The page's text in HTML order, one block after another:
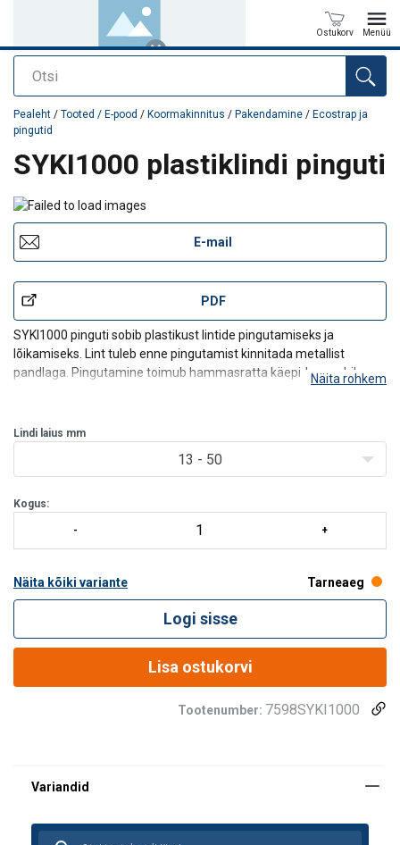
Otsi
Ostukorv Menüü
Toode on lisatud teie päringule
Pealeht / Tooted / E-pood / Koormakinnitus / Pakendamine / Ecostrap ja
pingutid
SYKI1000 plastiklindi pinguti
E-mail
PDF
SYKI1000 pinguti sobib plastikust lintide pingutamiseks ja
lõikamiseks. Lint tuleb enne pingutamist kinnitada metallist
pandlaga. Pingutamine toimub hammasratta käepideme abil.
Näita rohkem
Lindi laius mm
13 - 50
Kogus:
Näita kõiki variante Tarneaeg
Logi sisse
Lisa ostukorvi
Tootenumber: 7598SYKI1000